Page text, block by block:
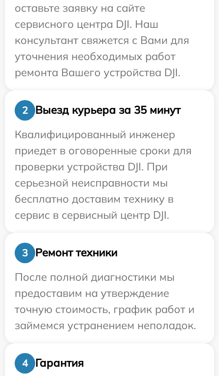
оставьте заявку на сайте
сервисного центра DJI. Наш
консультант свяжется с Вами для
уточнения необходимых работ
ремонта Вашего устройства DJI.
2
Выезд курьера за 35 минут
Квалифицированный инженер
приедет в оговоренные сроки для
проверки устройства DJI. При
серьезной неисправности мы
бесплатно доставим технику в
сервис в сервисный центр DJI.
3
Ремонт техники
После полной диагностики мы
предоставим на утверждение
точную стоимость, график работ и
займемся устранением неполадок.
4 Гарантия